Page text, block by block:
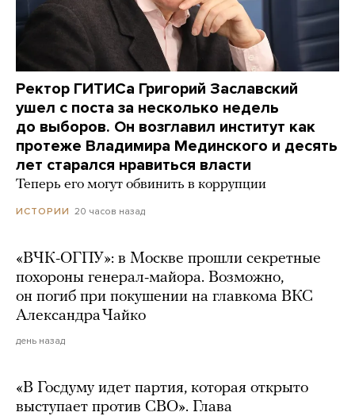
Ректор ГИТИСа Григорий Заславский
ушел с поста за несколько недель
до выборов. Он возглавил институт как
протеже Владимира Мединского и десять
лет старался нравиться власти
Теперь его могут обвинить в коррупции
ИСТОРИИ 20 часов назад
«ВЧК-ОГПУ»: в Москве прошли секретные
похороны генерал-майора. Возможно,
он погиб при покушении на главкома ВКС
Александра Чайко
день назад
«В Госдуму идет партия, которая открыто
выступает против СВО». Глава